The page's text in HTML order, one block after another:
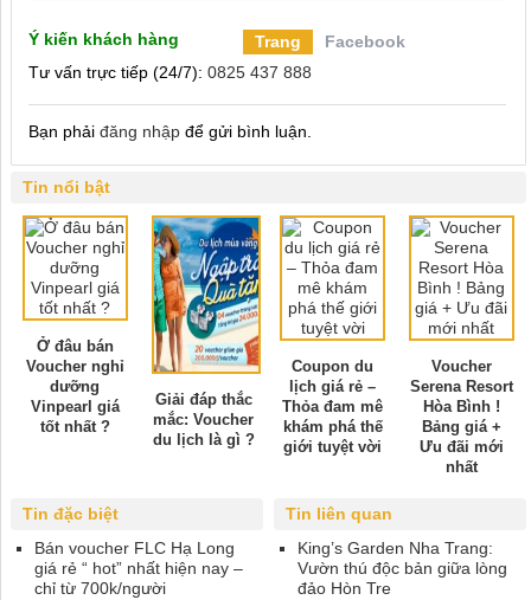
Ý kiến khách hàng Trang
Facebook
Tư vấn trực tiếp (24/7): 0825 437 888
Bạn phải đăng nhập để gửi bình luận.
Tin nổi bật
Ở đâu bán
Voucher nghỉ
dưỡng
Vinpearl giá
tốt nhất ?
Giải đáp thắc
mắc: Voucher
du lịch là gì ?
Coupon du
lịch giá rẻ –
Thỏa đam mê
khám phá thế
giới tuyệt vời
Voucher
Serena Resort
Hòa Bình !
Bảng giá +
Ưu đãi mới
nhất
Tin liên quan
King’s Garden Nha Trang:
Vườn thú độc bản giữa lòng
đảo Hòn Tre
Tin đặc biệt
Bán voucher FLC Hạ Long
giá rẻ “ hot” nhất hiện nay –
chỉ từ 700k/người